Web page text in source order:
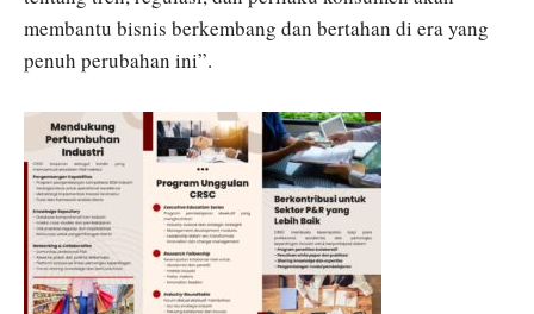
membantu bisnis berkembang dan bertahan di era yang
penuh perubahan ini”.